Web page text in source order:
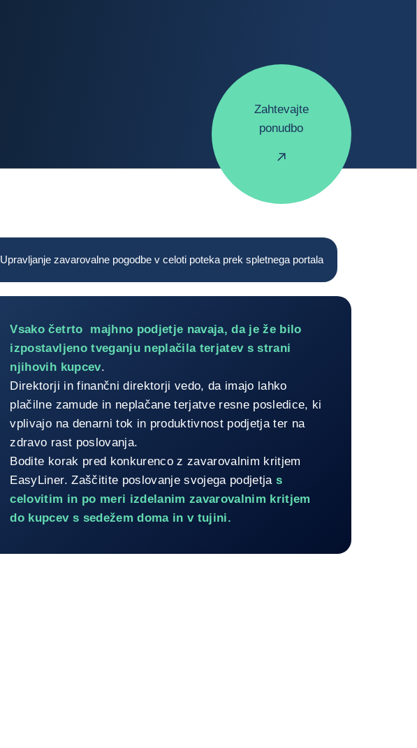
Zahtevajte
ponudbo
Upravljanje zavarovalne pogodbe v celoti poteka prek spletnega portala
Upravljanje zavarovalne pogodbe v celoti
Vsako četrto majhno podjetje navaja, da je že bilo
izpostavljeno tveganju neplačila terjatev s strani
njihovih kupcev.
Direktorji in finančni direktorji vedo, da imajo lahko
plačilne zamude in neplačane terjatve resne posledice, ki
vplivajo na denarni tok in produktivnost podjetja ter na
zdravo rast poslovanja.
Bodite korak pred konkurenco z zavarovalnim kritjem
EasyLiner. Zaščitite poslovanje svojega podjetjas
celovitim in po meri izdelanim zavarovalnim kritjem
do kupcev s sedežem doma in v tujini.